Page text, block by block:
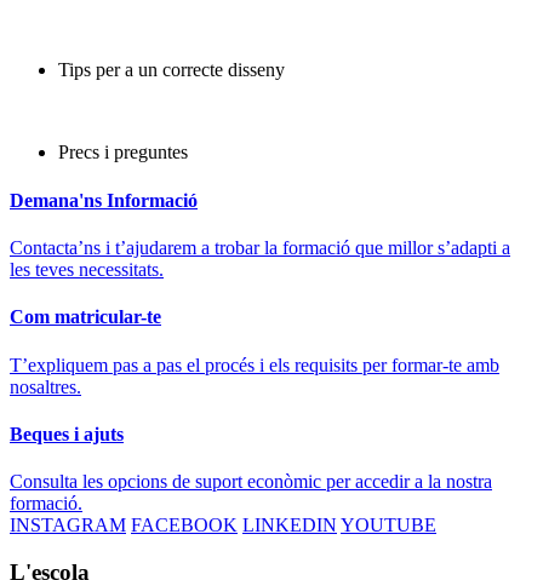
Tips per a un correcte disseny
Precs i preguntes
Demana'ns Informació
Contacta’ns i t’ajudarem a trobar la formació que millor s’adapti a
les teves necessitats.
Com matricular-te
T’expliquem pas a pas el procés i els requisits per formar-te amb
nosaltres.
Beques i ajuts
Consulta les opcions de suport econòmic per accedir a la nostra
formació.
INSTAGRAM FACEBOOK LINKEDIN YOUTUBE
L'escola